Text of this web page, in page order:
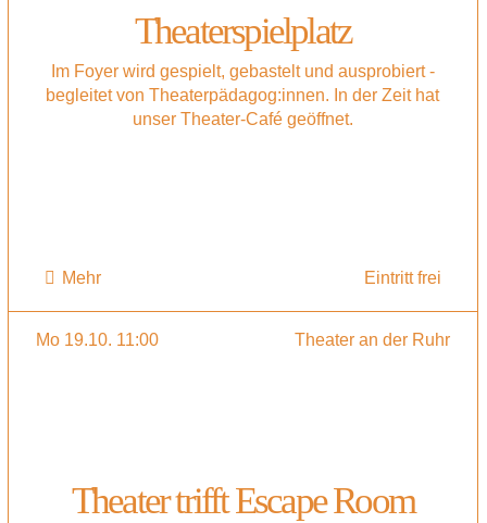
Theaterspielplatz
Im Foyer wird gespielt, gebastelt und ausprobiert -
begleitet von Theaterpädagog:innen. In der Zeit hat
unser Theater-Café geöffnet.
Mehr Eintritt frei
Mo 19.10. 11:00 Theater an der Ruhr
Theater trifft Escape Room